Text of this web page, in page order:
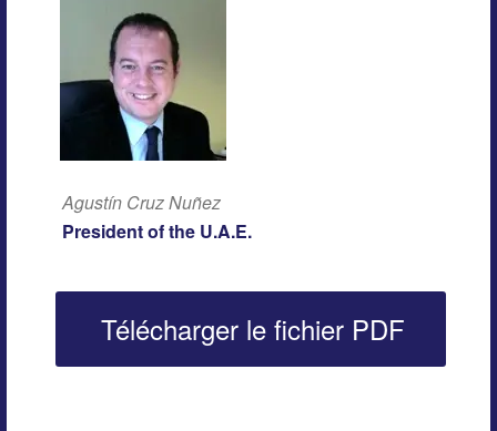
Agustín Cruz Nuñez
President of the U.A.E.
Télécharger le fichier PDF